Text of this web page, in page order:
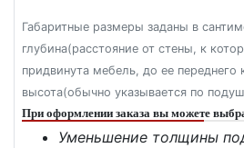
Габаритные размеры заданы в
глубина(расстояние от стены, к
придвинута мебель, до ее переднего
высота(обычно указывается по
При оформлении заказа вы можете
Уменьшение толщины